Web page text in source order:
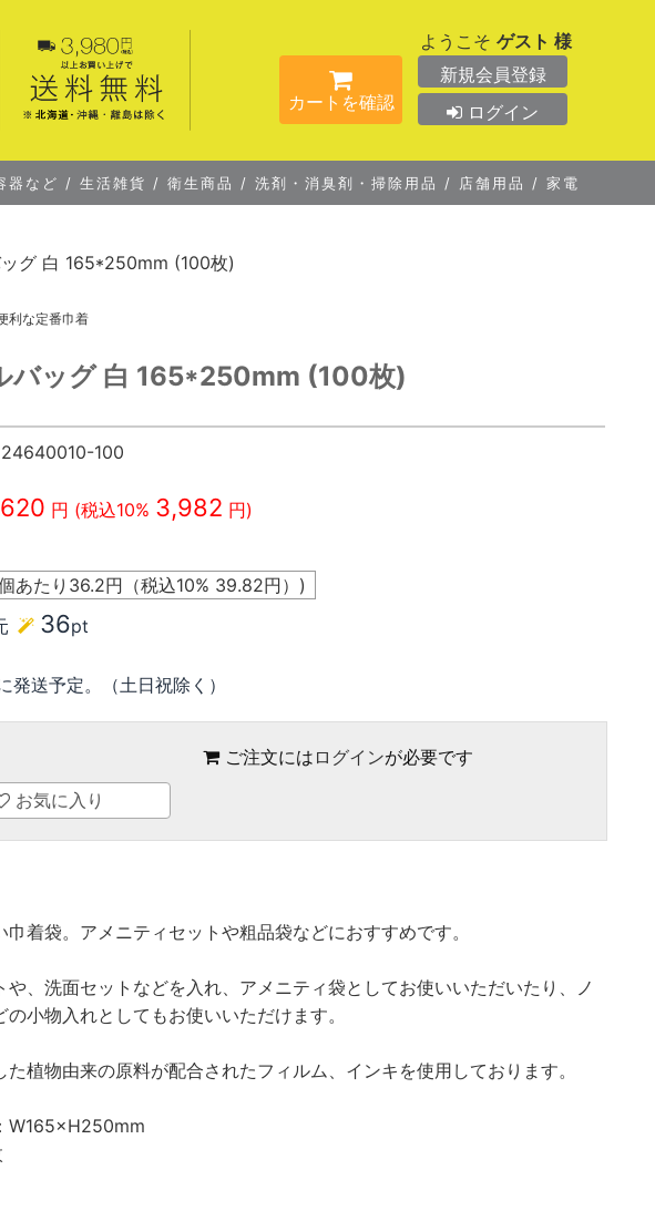
ようこそ ゲスト 様
新規会員登録
ログイン
カートを確認
器など / 生活雑貨 / 衛生商品 / 洗剤・消臭剤・掃除用品 / 店舗用品 / 家電
グ 白 165*250mm (100枚)
利な定番巾着
バッグ 白 165*250mm (100枚)
24640010-100
円 (税込10% 3,982 円)
あたり 36.2円（税込10% 39.82円）)
36pt
発送予定。（土日祝除く）
ご注文には ログインが必要です
お気に入り
巾着袋。アメニティセットや粗品袋などにおすすめです。
や、洗面セットなどを入れ、アメニティ袋としてお使いいただいたり、ノ
の小物入れとしてもお使いいただけます。
た植物由来の原料が配合されたフィルム、インキを使用しております。
W165×H250mm